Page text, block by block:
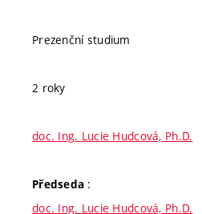
Prezenční studium
2 roky
doc. Ing. Lucie Hudcová, Ph.D.
Předseda :
doc. Ing. Lucie Hudcová, Ph.D.